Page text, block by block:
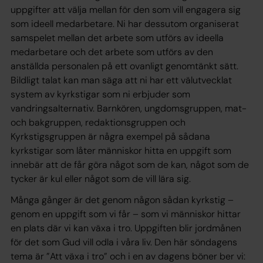
uppgifter att välja mellan för den som vill engagera sig
som ideell medarbetare. Ni har dessutom organiserat
samspelet mellan det arbete som utförs av ideella
medarbetare och det arbete som utförs av den
anställda personalen på ett ovanligt genomtänkt sätt.
Bildligt talat kan man säga att ni har ett välutvecklat
system av kyrkstigar som ni erbjuder som
vandringsalternativ. Barnkören, ungdomsgruppen, mat-
och bakgruppen, redaktionsgruppen och
Kyrkstigsgruppen är några exempel på sådana
kyrkstigar som låter människor hitta en uppgift som
innebär att de får göra något som de kan, något som de
tycker är kul eller något som de vill lära sig.
Många gånger är det genom någon sådan kyrkstig –
genom en uppgift som vi får – som vi människor hittar
en plats där vi kan växa i tro. Uppgiften blir jordmånen
för det som Gud vill odla i våra liv. Den här söndagens
tema är ”Att växa i tro” och i en av dagens böner ber vi: